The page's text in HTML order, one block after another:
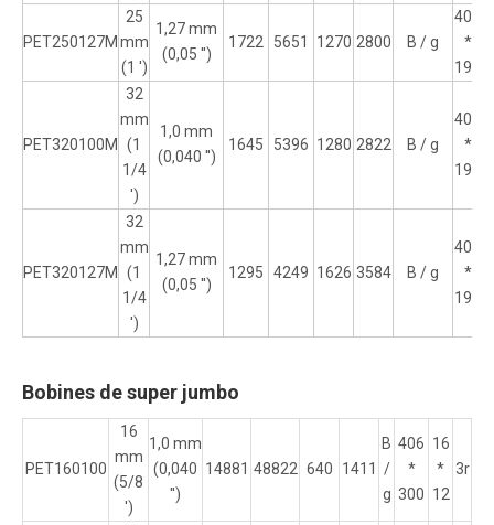
PET250127M
25
mm
(1 ')
1,27 mm
(0,05 '')
1722 5651 1270 2800 B / g
406
*
190
PET320100M
32
mm
(1
1/4
')
1,0 mm
(0,040 '')
1645 5396 1280 2822 B / g
406
*
190
PET320127M
32
mm
(1
1/4
')
1,27 mm
(0,05 '')
1295 4249 1626 3584 B / g
406
*
190
Bobines de super jumbo
PET160100
16
mm
(5/8
')
1,0 mm
(0,040
'')
14881 48822 640 1411
B
/
g
406
*
300
16
*
12
3r